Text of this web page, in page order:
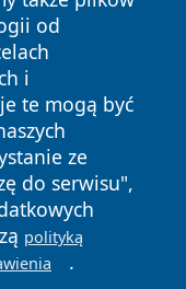
od
i
te mogą być
ze
do serwisu",
polityką
.
prawa
Polityka
Cookies